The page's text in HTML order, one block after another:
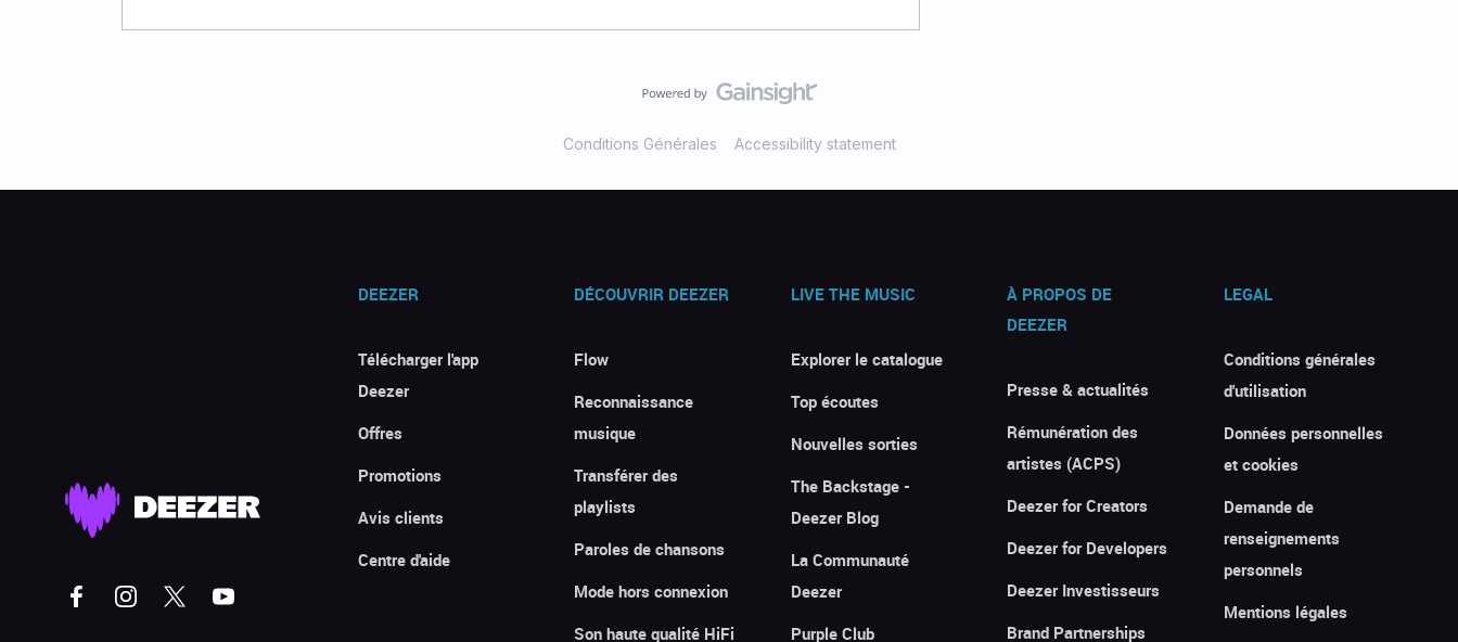
Conditions Générales Accessibility statement
DEEZER
Télécharger l'app
Deezer
Offres
Promotions
Avis clients
Centre d'aide
DÉCOUVRIR DEEZER
Flow
Reconnaissance
musique
Transférer des
playlists
Paroles de chansons
Mode hors connexion
Son haute qualité HiFi
LIVE THE MUSIC
Explorer le catalogue
Top écoutes
Nouvelles sorties
The Backstage -
Deezer Blog
La Communauté
Deezer
Purple Club
À PROPOS DE
DEEZER
Presse & actualités
Rémunération des
artistes (ACPS)
Deezer for Creators
Deezer for Developers
Deezer Investisseurs
Brand Partnerships
LEGAL
Conditions générales
d'utilisation
Données personnelles
et cookies
Demande de
renseignements
personnels
Mentions légales